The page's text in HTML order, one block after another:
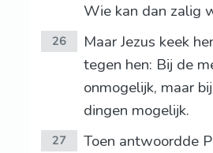
Wie kan dan zalig
26
Maar Jezus keek
tegen hen: Bij de
onmogelijk, maar
dingen mogelijk.
27
Toen antwoordde